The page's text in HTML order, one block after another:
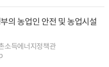
의 농업인 안전 및 농업시설
소득에너지정책관